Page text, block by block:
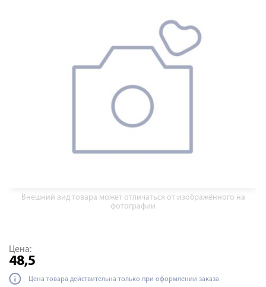
Внешний вид товара может отличаться от изображённого на
фотографии
Цена:
48,5
Цена товара действительна только при оформлении заказа